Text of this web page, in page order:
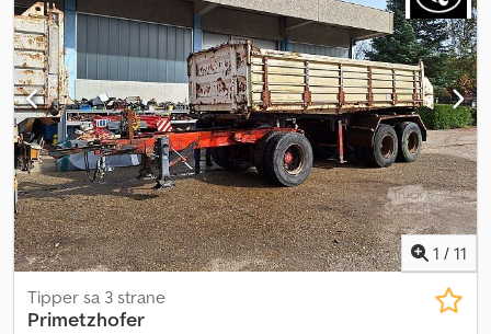
1 / 11
Tipper sa 3 strane
Primetzhofer